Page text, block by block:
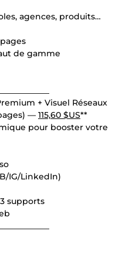
agences, produits…
de gamme
+ Visuel Réseaux
— 115,60 $US**
pour booster votre
IG/LinkedIn)
supports